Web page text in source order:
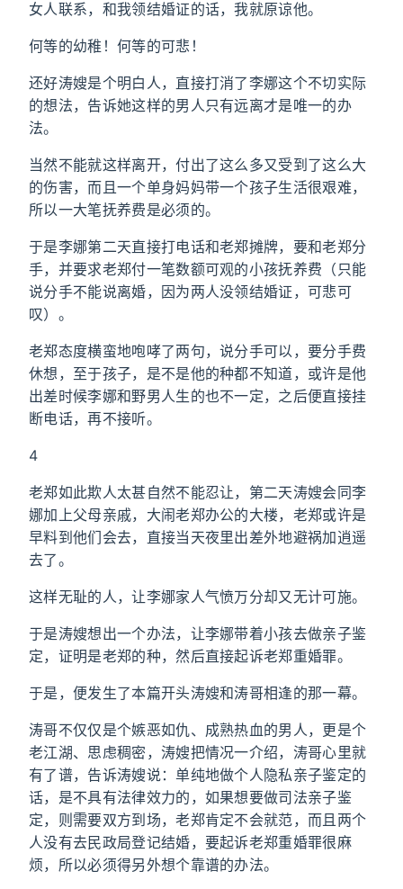
女人联系，和我领结婚证的话，我就原谅他。
何等的幼稚！何等的可悲！
还好涛嫂是个明白人，直接打消了李娜这个不切实际
的想法，告诉她这样的男人只有远离才是唯一的办
法。
当然不能就这样离开，付出了这么多又受到了这么大
的伤害，而且一个单身妈妈带一个孩子生活很艰难，
所以一大笔抚养费是必须的。
于是李娜第二天直接打电话和老郑摊牌，要和老郑分
手，并要求老郑付一笔数额可观的小孩抚养费（只能
说分手不能说离婚，因为两人没领结婚证，可悲可
叹）。
老郑态度横蛮地咆哮了两句，说分手可以，要分手费
休想，至于孩子，是不是他的种都不知道，或许是他
出差时候李娜和野男人生的也不一定，之后便直接挂
断电话，再不接听。
4
老郑如此欺人太甚自然不能忍让，第二天涛嫂会同李
娜加上父母亲戚，大闹老郑办公的大楼，老郑或许是
早料到他们会去，直接当天夜里出差外地避祸加逍遥
去了。
这样无耻的人，让李娜家人气愤万分却又无计可施。
于是涛嫂想出一个办法，让李娜带着小孩去做亲子鉴
定，证明是老郑的种，然后直接起诉老郑重婚罪。
于是，便发生了本篇开头涛嫂和涛哥相逢的那一幕。
涛哥不仅仅是个嫉恶如仇、成熟热血的男人，更是个
老江湖、思虑稠密，涛嫂把情况一介绍，涛哥心里就
有了谱，告诉涛嫂说：单纯地做个人隐私亲子鉴定的
话，是不具有法律效力的，如果想要做司法亲子鉴
定，则需要双方到场，老郑肯定不会就范，而且两个
人没有去民政局登记结婚，要起诉老郑重婚罪很麻
烦，所以必须得另外想个靠谱的办法。